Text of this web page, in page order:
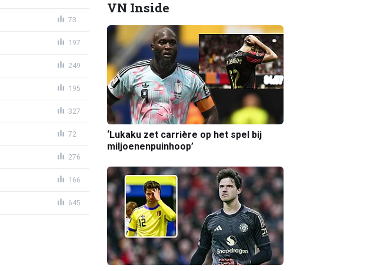
73
197
249
195
327
72
276
166
645
VN Inside
‘Lukaku zet carrière op het spel bij
miljoenenpuinhoop’